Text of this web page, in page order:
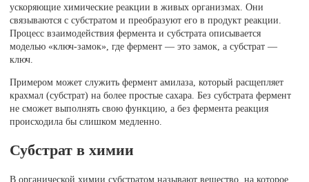
ускоряющие химические реакции в живых организмах. Они
связываются с субстратом и преобразуют его в продукт реакции.
Процесс взаимодействия фермента и субстрата описывается
моделью «ключ-замок», где фермент — это замок, а субстрат —
ключ.
Примером может служить фермент амилаза, который расщепляет
крахмал (субстрат) на более простые сахара. Без субстрата фермент
не сможет выполнять свою функцию, а без фермента реакция
происходила бы слишком медленно.
Субстрат в химии
В органической химии субстратом называют вещество, на которое